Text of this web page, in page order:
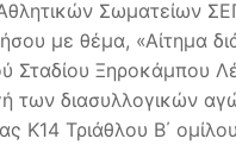
Σωματείων
με θέμα, «Αίτημα
Σταδίου Ξηροκάμπου
των διασυλλογικών
Κ14 Τριάθλου Β΄ ομίλου